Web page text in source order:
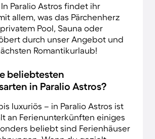
Paralio Astros findet ihr
allem, was das Pärchenherz
Pool, Sauna oder
durch unser Angebot und
Romantikurlaub!
beliebtesten
in Paralio Astros?
luxuriös – in Paralio Astros ist
an Ferienunterkünften einiges
beliebt sind Ferienhäuser